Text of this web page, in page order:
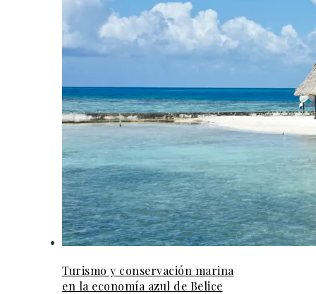
Turismo y conservación marina
en la economía azul de Belice